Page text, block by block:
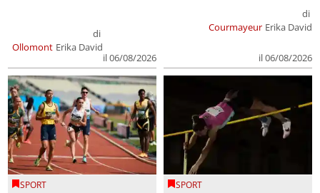
Ollomont
di
Erika David
il 06/08/2026
Courmayeur
di
Erika David
il 06/08/2026
SPORT SPORT